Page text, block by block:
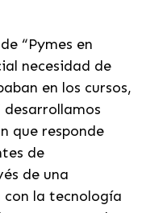
“Pymes en
necesidad de
en los cursos,
desarrollamos
que responde
de
de una
la tecnología